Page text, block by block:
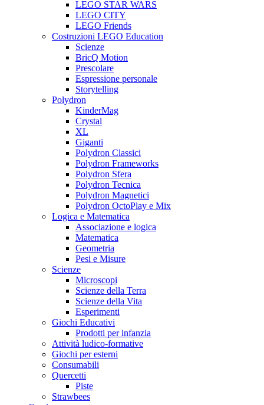
LEGO STAR WARS
LEGO CITY
LEGO Friends
Costruzioni LEGO Education
Scienze
BricQ Motion
Prescolare
Espressione personale
Storytelling
Polydron
KinderMag
Crystal
XL
Giganti
Polydron Classici
Polydron Frameworks
Polydron Sfera
Polydron Tecnica
Polydron Magnetici
Polydron OctoPlay e Mix
Logica e Matematica
Associazione e logica
Matematica
Geometria
Pesi e Misure
Scienze
Microscopi
Scienze della Terra
Scienze della Vita
Esperimenti
Giochi Educativi
Prodotti per infanzia
Attività ludico-formative
Giochi per esterni
Consumabili
Quercetti
Piste
Strawbees